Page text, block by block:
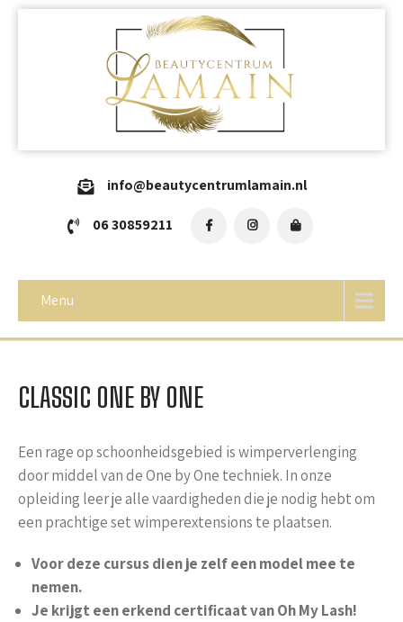
info@beautycentrumlamain.nl
06 30859211
Menu
CLASSIC ONE BY ONE
Een rage op schoonheidsgebied is wimperverlenging
door middel van de One by One techniek. In onze
opleiding leer je alle vaardigheden die je nodig hebt om
een prachtige set wimperextensions te plaatsen.
Voor deze cursus dien je zelf een model mee te
nemen.
Je krijgt een erkend certificaat van Oh My Lash!